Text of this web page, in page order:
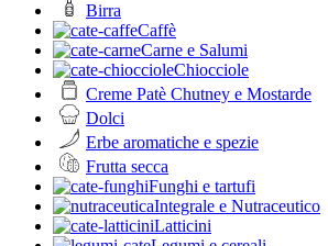
Birra
Caffè
Carne e Salumi
Chiocciole
Creme Patè Chutney e Mostarde
Dolci
Erbe aromatiche e spezie
Frutta secca
Funghi e tartufi
Integrale e Nutraceutico
Latticini